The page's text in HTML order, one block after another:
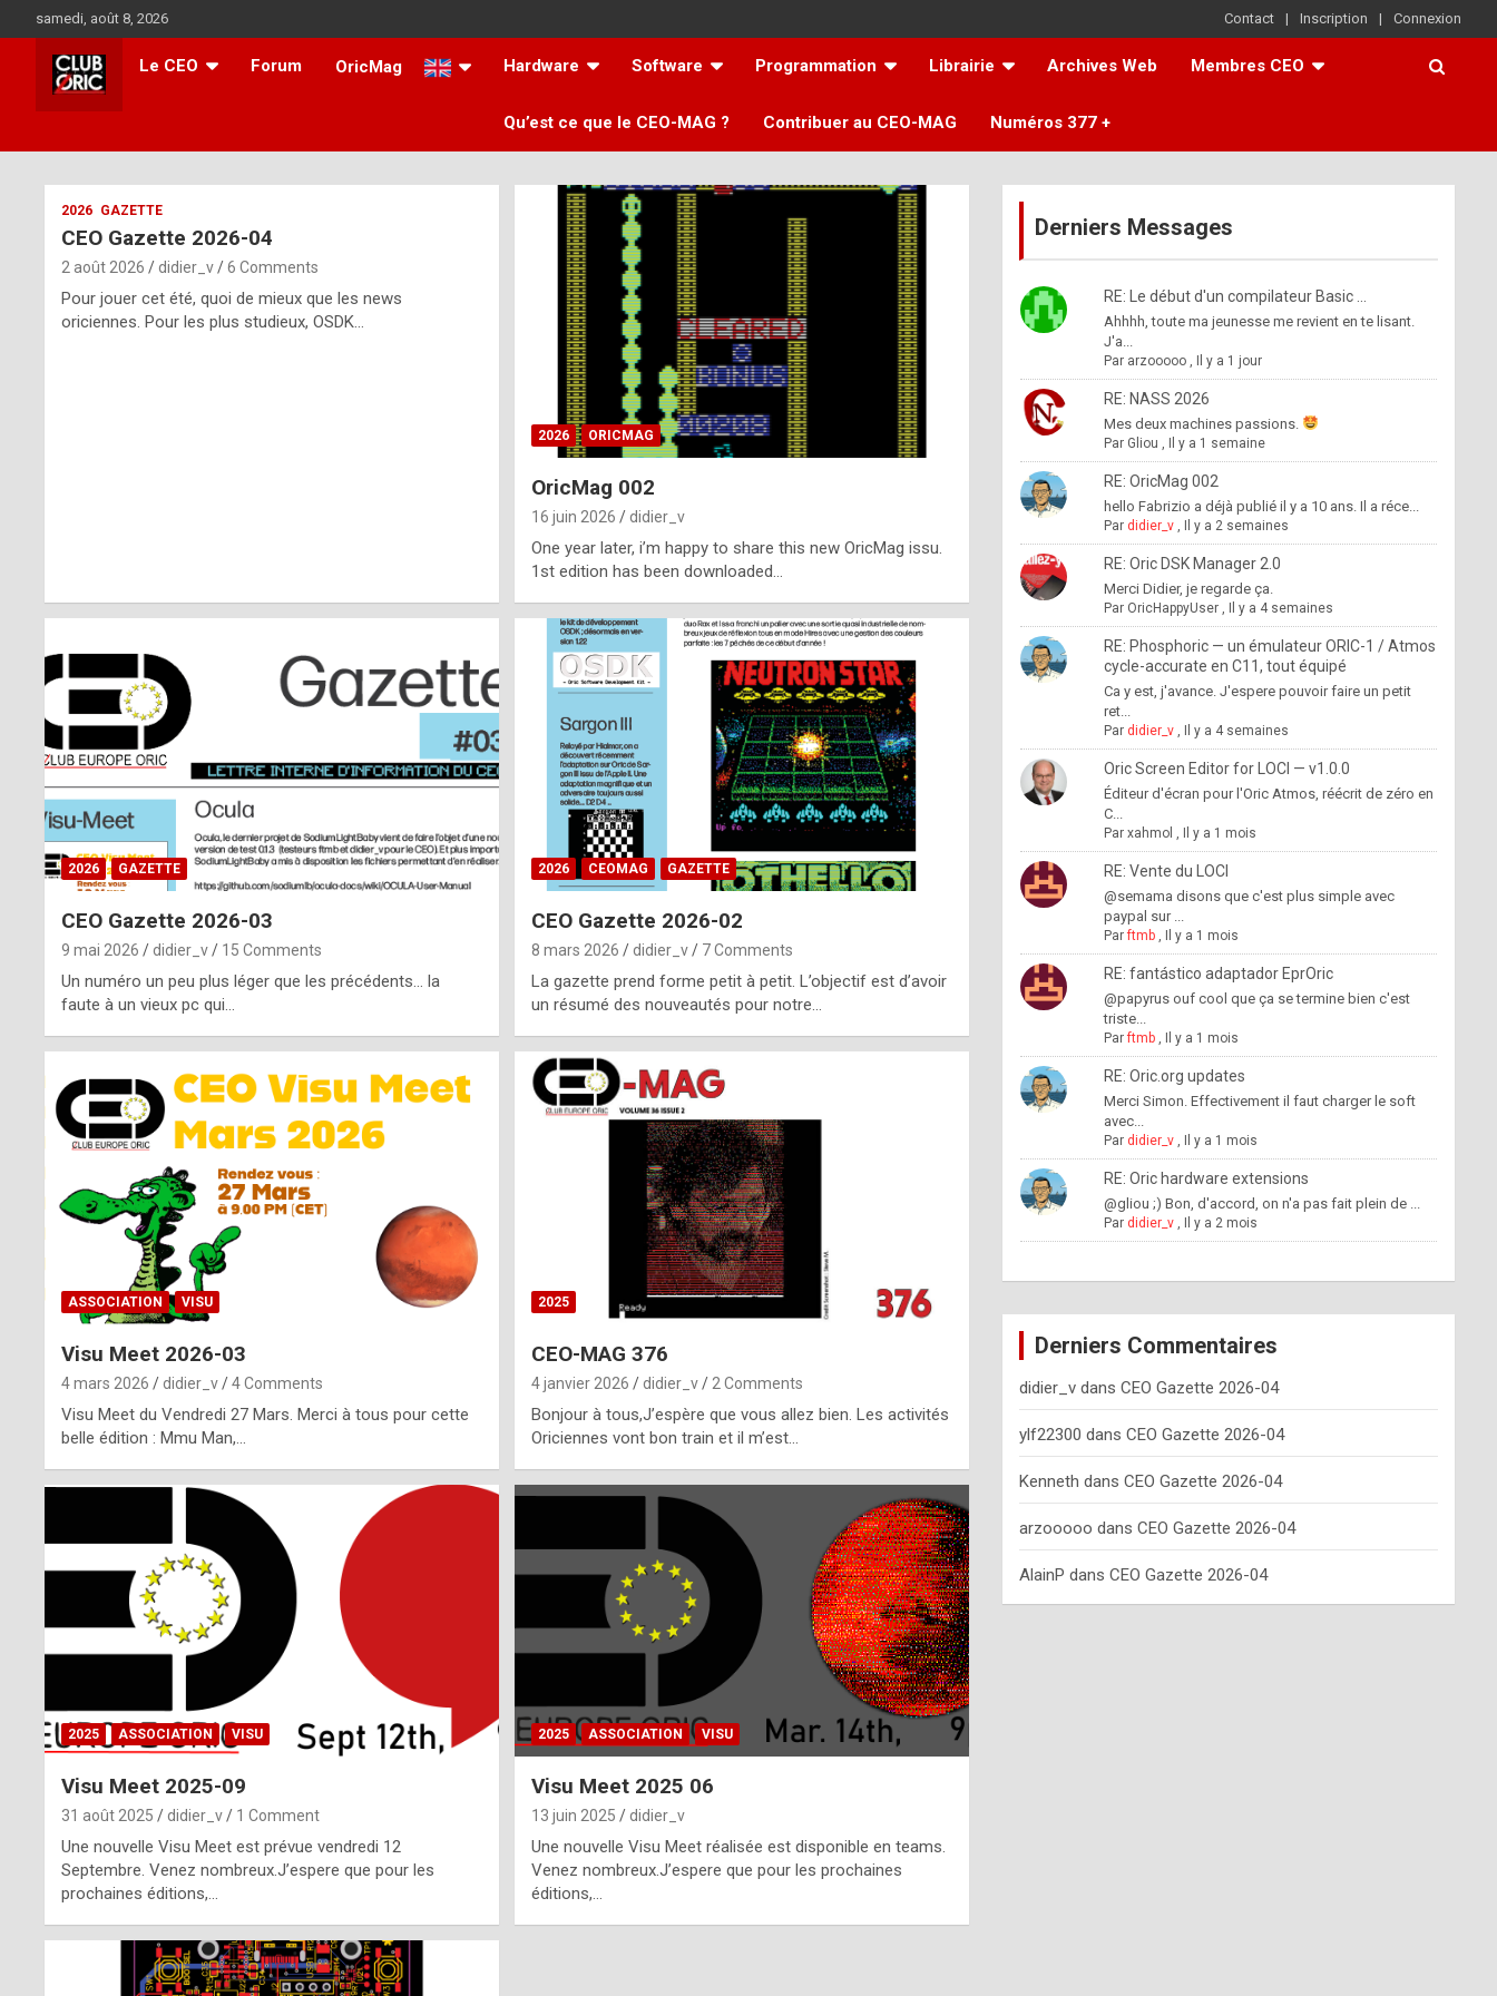
to
content
samedi, août 8, 2026 Contact Inscription Connexion
Le CEO Forum OricMag Hardware Software Programmation Librairie Archives Web Membres CEO
Qu’est ce que le CEO-MAG ? Contribuer au CEO-MAG Numéros 377 +
ff
m
2026 GAZETTE
CEO Gazette 2026-04
2 août 2026 didier_v 6 Comments
Pour jouer cet été, quoi de mieux que les news
oriciennes. Pour les plus studieux, OSDK…
2026 ORICMAG
OricMag 002
16 juin 2026 didier_v
One year later, i’m happy to share this new OricMag issu.
1st edition has been downloaded…
2026 GAZETTE
CEO Gazette 2026-03
9 mai 2026 didier_v 15 Comments
Un numéro un peu plus léger que les précédents… la
faute à un vieux pc qui…
2026 CEOMAG GAZETTE
CEO Gazette 2026-02
8 mars 2026 didier_v 7 Comments
La gazette prend forme petit à petit. L’objectif est d’avoir
un résumé des nouveautés pour notre…
ASSOCIATION VISU
Visu Meet 2026-03
4 mars 2026 didier_v 4 Comments
Visu Meet du Vendredi 27 Mars. Merci à tous pour cette
belle édition : Mmu Man,…
2025
CEO-MAG 376
4 janvier 2026 didier_v 2 Comments
Bonjour à tous,J’espère que vous allez bien. Les activités
Oriciennes vont bon train et il m’est…
2025 ASSOCIATION VISU
Visu Meet 2025-09
31 août 2025 didier_v 1 Comment
Une nouvelle Visu Meet est prévue vendredi 12
Septembre. Venez nombreux.J’espere que pour les
prochaines éditions,…
2025 ASSOCIATION VISU
Visu Meet 2025 06
13 juin 2025 didier_v
Une nouvelle Visu Meet réalisée est disponible en teams.
Venez nombreux.J’espere que pour les prochaines
éditions,…
Derniers Messages
RE: Le début d'un compilateur Basic ...
Ahhhh, toute ma jeunesse me revient en te lisant.
J'a...
Par arzooooo, Il y a 1 jour
RE: NASS 2026
Mes deux machines passions.
Par Gliou , Il y a 1 semaine
RE: OricMag 002
hello Fabrizio a déjà publié il y a 10 ans. Il a réce...
Par didier_v, Il y a 2 semaines
RE: Oric DSK Manager 2.0
Merci Didier, je regarde ça.
Par OricHappyUser, Il y a 4 semaines
RE: Phosphoric — un émulateur ORIC-1 / Atmos
cycle-accurate en C11, tout équipé
Ca y est, j'avance. J'espere pouvoir faire un petit
ret...
Par didier_v, Il y a 4 semaines
Oric Screen Editor for LOCI — v1.0.0
Éditeur d'écran pour l'Oric Atmos, réécrit de zéro en
C...
Par xahmol , Il y a 1 mois
RE: Vente du LOCI
@semama disons que c'est plus simple avec
paypal sur ...
Parftmb, Il y a 1 mois
RE: fantástico adaptador EprOric
@papyrus ouf cool que ça se termine bien c'est
triste...
Parftmb, Il y a 1 mois
RE: Oric.org updates
Merci Simon. Effectivement il faut charger le soft
avec...
Par didier_v, Il y a 1 mois
RE: Oric hardware extensions
@gliou ;) Bon, d'accord, on n'a pas fait plein de ...
Par didier_v, Il y a 2 mois
Derniers Commentaires
didier_vdans CEO Gazette 2026-04
ylf22300 dans CEO Gazette 2026-04
Kenneth dans CEO Gazette 2026-04
arzooooo dans CEO Gazette 2026-04
AlainP dans CEO Gazette 2026-04